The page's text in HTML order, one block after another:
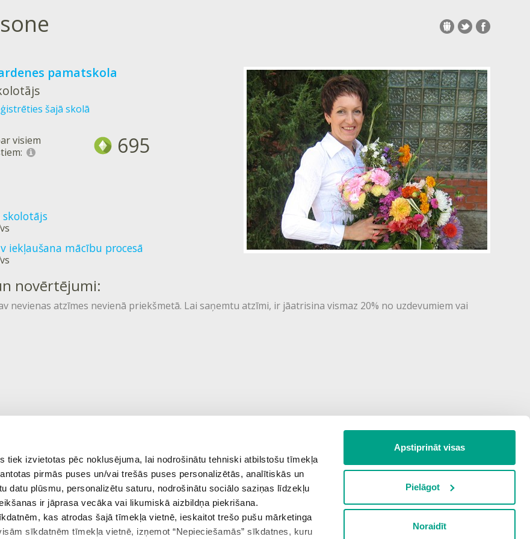
izvietotas pēc noklusējuma, lai nodrošinātu tehniski atbilstošu tīmekļa
pirmās puses un/vai trešās puses personalizētās, analītiskās un
datu plūsmu, personalizētu saturu, nodrošinātu sociālo saziņas līdzekļu
ir jāprasa vecāka vai likumiskā aizbildņa piekrišana.
kas atrodas šajā tīmekļa vietnē, ieskaitot trešo pušu mārketinga
sīkdatnēm tīmekļa vietnē, izņemot “Nepieciešamās” sīkdatnes, kuru
Apstiprināt visas
Pielāgot
Noraidīt
pamatskola
šajā skolā
visiem
695
iekļaušana mācību procesā
novērtējumi:
nevienas atzīmes nevienā priekšmetā. Lai saņemtu atzīmi, ir jāatrisina vismaz 20% no uzdevumiem vai